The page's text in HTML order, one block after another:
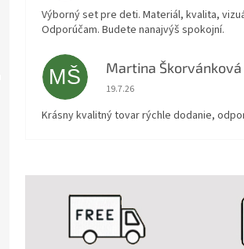
Výborný set pre deti. Materiál, kvalita,
Odporúčam. Budete nanajvýš spokojní.
MŠ Martina Škorvánková
Hodnotenie obchodu je 5 z 5
19.7.26
Krásny kvalitný tovar rýchle dodanie,